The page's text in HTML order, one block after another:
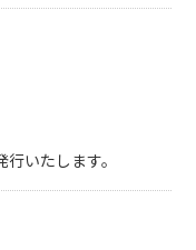
いたします。